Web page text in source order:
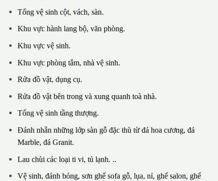
Tổng vệ sinh cột, vách, sàn.
Khu vực hành lang bộ, văn phòng.
Khu vực vệ sinh.
Khu vực phòng tắm, nhà vệ sinh.
Rửa đồ vật, dụng cụ.
Rửa đồ vật bên trong và xung quanh toà nhà.
Tổng vệ sinh tầng thượng.
Đánh nhẵn những lớp sàn gỗ đặc thù từ đá hoa cương, đá
Marble, đá Granit.
Lau chùi các loại ti vi, tủ lạnh. ..
Vệ sinh, đánh bóng, sơn ghế sofa gỗ, lụa, nỉ, ghế salon, ghế